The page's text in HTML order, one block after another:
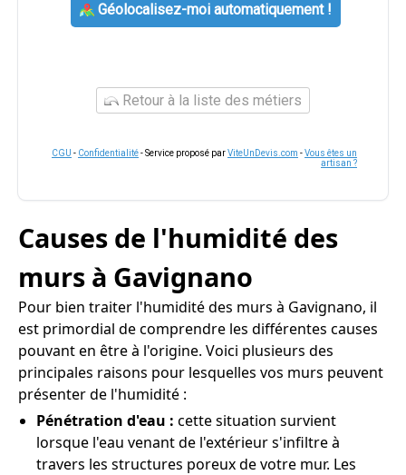
Géolocalisez-moi automatiquement !
Retour à la liste des métiers
CGU - Confidentialité- Service proposé parViteUnDevis.com -Vous êtes un
artisan ?
Causes de l'humidité des
murs à Gavignano
Pour bien traiter l'humidité des murs à Gavignano, il
est primordial de comprendre les différentes causes
pouvant en être à l'origine. Voici plusieurs des
principales raisons pour lesquelles vos murs peuvent
présenter de l'humidité :
Pénétration d'eau : cette situation survient
lorsque l'eau venant de l'extérieur s'infiltre à
travers les structures poreux de votre mur. Les